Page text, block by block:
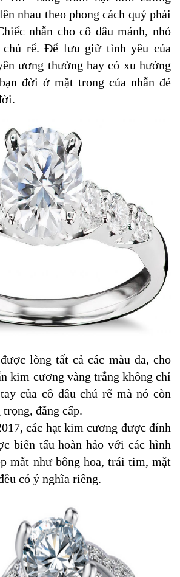
nhau theo phong cách quý phái
nhẫn cho cô dâu mảnh, nhỏ
chú rể. Để lưu giữ tình yêu của
ương thường hay có xu hướng
đời ở mặt trong của nhẫn đẻ
lòng tất cả các màu da, cho
kim cương vàng trắng không chỉ
của cô dâu chú rể mà nó còn
đẳng cấp.
các hạt kim cương được đính
biến tấu hoàn hảo với các hình
mắt như bông hoa, trái tim, mặt
có ý nghĩa riêng.